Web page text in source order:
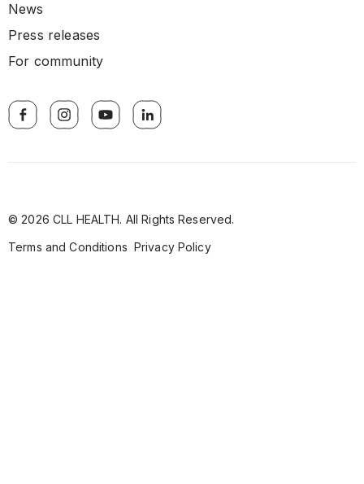
News
Press releases
For community
© 2026 CLL HEALTH. All Rights Reserved.
Terms and Conditions Privacy Policy